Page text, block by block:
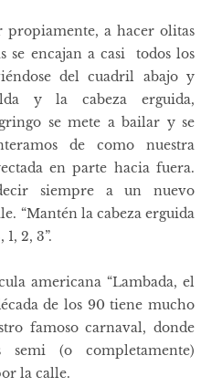
propiamente, a hacer olitas
se encajan a casi todos los
del cuadril abajo y
y la cabeza erguida,
se mete a bailar y se
de como nuestra
en parte hacia fuera.
siempre a un nuevo
“Mantén la cabeza erguida
2, 3”.
americana “Lambada, el
de los 90 tiene mucho
famoso carnaval, donde
semi (o completamente)
la calle.